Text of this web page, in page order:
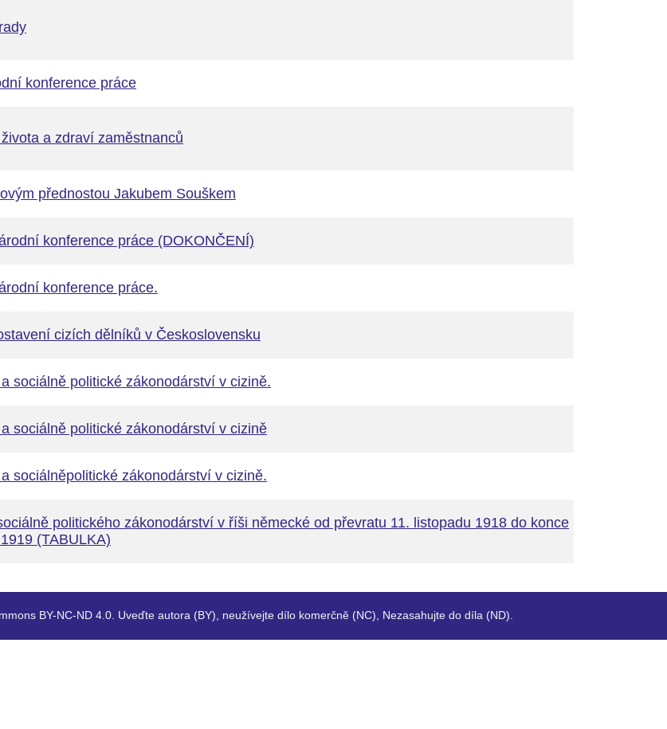
konference práce
a zdraví zaměstnanců
přednostou Jakubem Souškem
konference práce (DOKONČENÍ)
konference práce.
cizích dělníků v Československu
sociálně politické zákonodárství v cizině.
sociálně politické zákonodárství v cizině
sociálněpolitické zákonodárství v cizině.
politického zákonodárství v říši německé od převratu 11. listopadu 1918 do konce
(TABULKA)
BY-NC-ND 4.0. Uveďte autora (BY), neužívejte dílo komerčně (NC), Nezasahujte do díla (ND).